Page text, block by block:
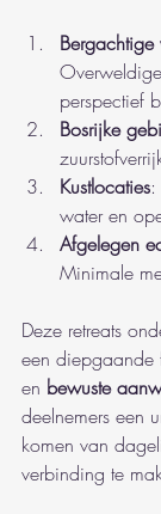
Bergachtige
perspectief
Bosrijke
Kustlocaties
water en
Afgelegen
Minimale
Deze retreats
een diepgaande
en bewuste
deelnemers een
komen van
verbinding te